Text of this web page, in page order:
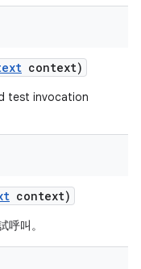
context)
test invocation
context)
叫。